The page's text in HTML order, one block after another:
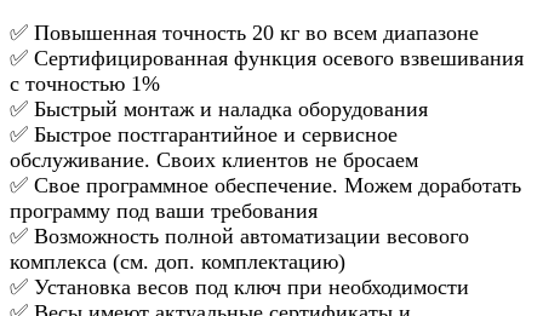
✅ Повышенная точность 20 кг во всем диапазоне
✅ Сертифицированная функция осевого взвешивания
с точностью 1%
✅ Быстрый монтаж и наладка оборудования
✅ Быстрое постгарантийное и сервисное
обслуживание. Своих клиентов не бросаем
✅ Свое программное обеспечение. Можем доработать
программу под ваши требования
✅ Возможность полной автоматизации весового
комплекса (см. доп. комплектацию)
✅ Установка весов под ключ при необходимости